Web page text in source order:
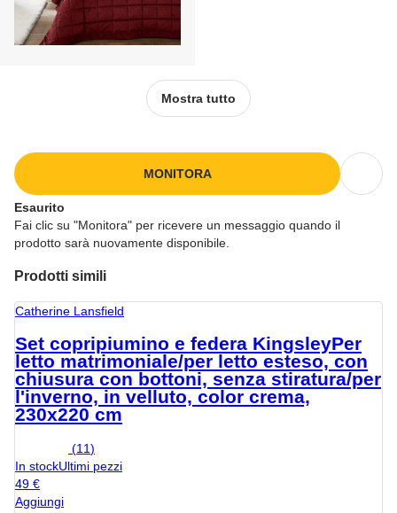
Mostra tutto
MONITORA
Esaurito
Fai clic su "Monitora" per ricevere un messaggio quando il
prodotto sarà nuovamente disponibile.
Prodotti simili
Catherine Lansfield
Set copripiumino e federa KingsleyPer
letto matrimoniale/per letto esteso, con
chiusura con bottoni, senza stiratura/per
l'inverno, in velluto, color crema,
230x220 cm
(11)
In stockUltimi pezzi
49 €
Aggiungi